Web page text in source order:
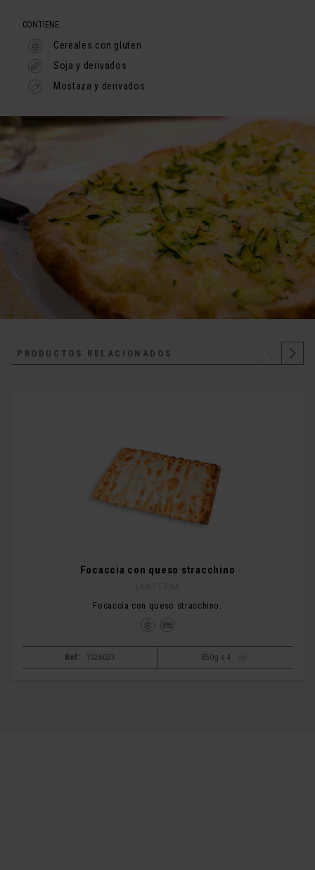
CONTIENE:
Cereales con gluten
Soja y derivados
Mostaza y derivados
PRODUCTOS RELACIONADOS
Focaccia con queso stracchino
Focaccia con queso stracchino.
Ref: 1026023 850g x 4